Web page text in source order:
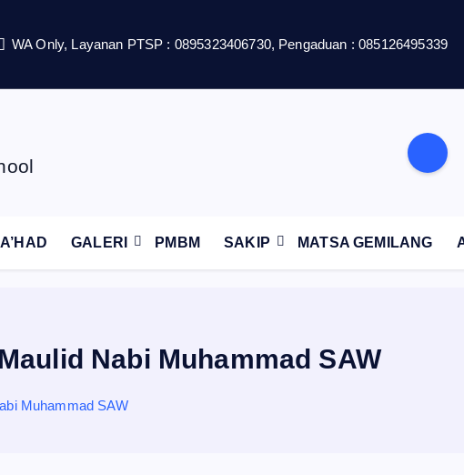
WA Only, Layanan PTSP : 0895323406730, Pengaduan : 085126495339
GALERI PMBM SAKIP MATSA GEMILANG
Nabi Muhammad SAW
Muhammad SAW